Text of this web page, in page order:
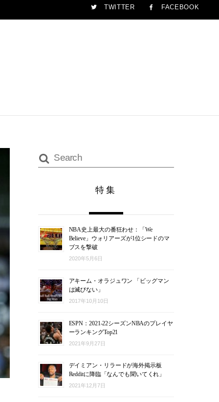
TWITTER FACEBOOK
特集
NBA史上最大の番狂わせ：「We
Believe」ウォリアーズが1位シードのマ
ブスを撃破
2020年5月6日
アキーム・オラジュワン 「ビッグマン
は滅びない」
2017年10月10日
ESPN：2021-22シーズンNBAのプレイヤ
ーランキングTop21
2021年9月27日
デイミアン・リラードが海外掲示板
Redditに降臨「なんでも聞いてくれ」
2021年12月7日